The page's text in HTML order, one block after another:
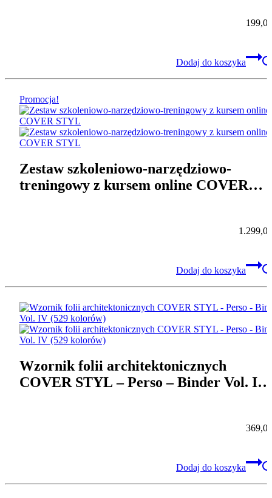
Dodaj do koszyka
Promocja!
Zestaw szkoleniowo-narzędziowo-
treningowy z kursem online COVER
Dodaj do koszyka
Wzornik folii architektonicznych
COVER STYL – Perso – Binder Vol. IV
Dodaj do koszyka